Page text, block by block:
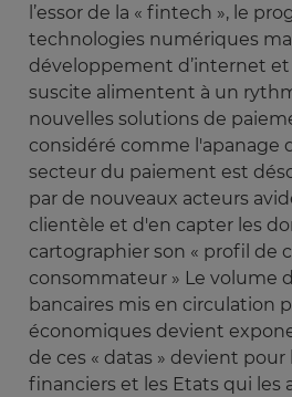
l’essor de la « fintech », le
technologies numériques
développement d’internet et
suscite alimentent à un
nouvelles solutions de
considéré comme l'apanage
secteur du paiement est
par de nouveaux acteurs
clientèle et d'en capter les
cartographier son « profil de
consommateur » Le volume
bancaires mis en circulation
économiques devient
de ces « datas » devient pour
financiers et les Etats qui les